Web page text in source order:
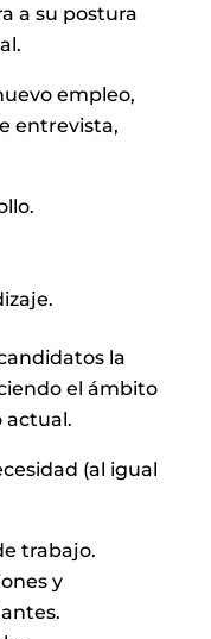
a su postura
empleo,
entrevista,
la
el ámbito
actual.
(al igual
trabajo.
y